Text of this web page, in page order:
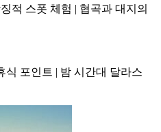
적 스폿 체험 | 협곡과 대지의
포인트 | 밤 시간대 달라스